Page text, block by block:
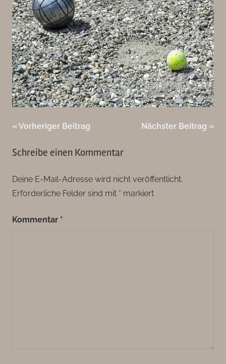
Beitragsnavigation
Vorheriger Beitrag Nächster Beitrag
Schreibe einen Kommentar
Deine E-Mail-Adresse wird nicht veröffentlicht.
Erforderliche Felder sind mit * markiert
Kommentar *